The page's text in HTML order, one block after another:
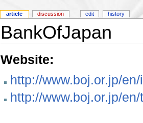
BankOfJapan
Website:
http://www.boj.or.jp/
http://www.boj.or.jp/
article discussion edit history